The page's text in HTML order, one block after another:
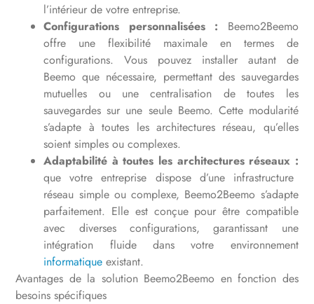
l’intérieur de votre entreprise.
Configurations personnalisées : Beemo2Beemo
offre une flexibilité maximale en termes de
configurations. Vous pouvez installer autant de
Beemo que nécessaire, permettant des sauvegardes
mutuelles ou une centralisation de toutes les
sauvegardes sur une seule Beemo. Cette modularité
s’adapte à toutes les architectures réseau, qu’elles
soient simples ou complexes.
Adaptabilité à toutes les architectures réseaux :
que votre entreprise dispose d’une infrastructure
réseau simple ou complexe, Beemo2Beemo s’adapte
parfaitement. Elle est conçue pour être compatible
avec diverses configurations, garantissant une
intégration fluide dans votre environnement
informatique existant.
Avantages de la solution Beemo2Beemo en fonction des
besoins spécifiques